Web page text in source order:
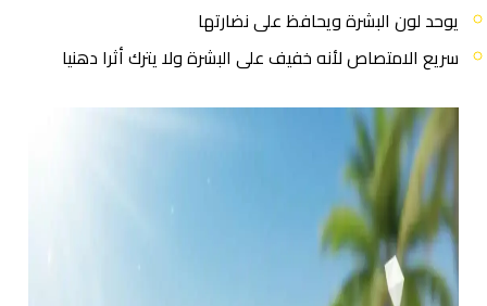
يوحد لون البشرة ويحافظ على نضارتها
سريع الامتصاص لأنه خفيف على البشرة ولا يترك أثرا دهنيا